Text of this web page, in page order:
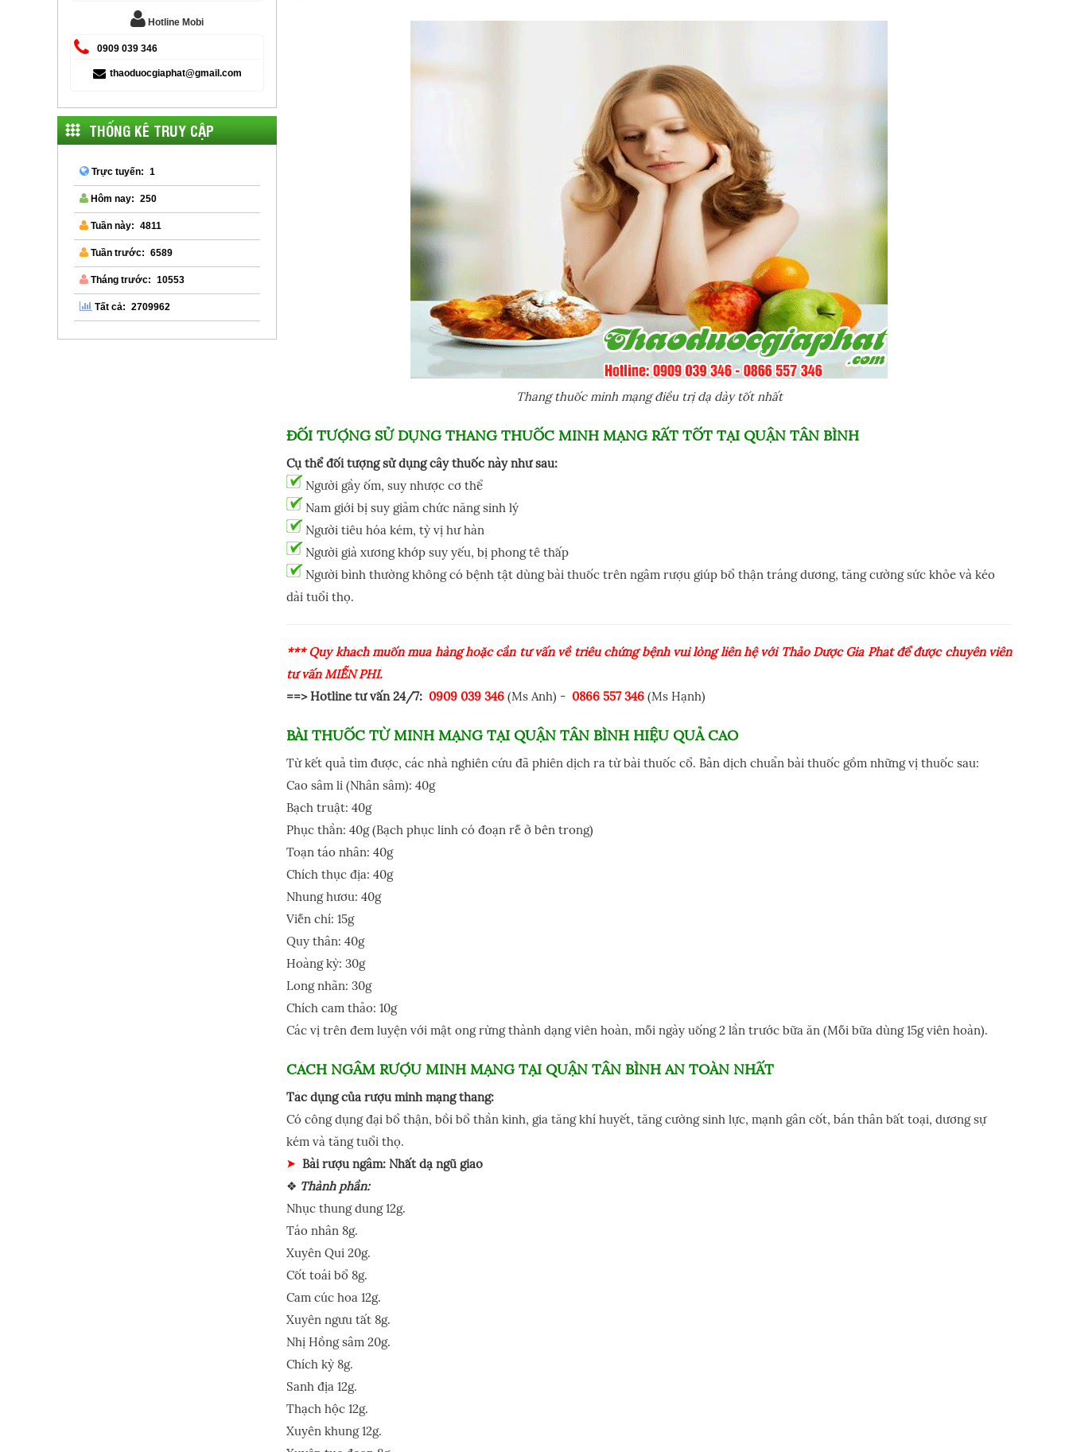
Thang thuốc minh mạng điều trị dạ dày tốt nhất
ĐỐI TƯỢNG SỬ DỤNG THANG THUỐC MINH MẠNG RẤT TỐT TẠI QUẬN TÂN BÌNH
Cụ thể đối tượng sử dụng cây thuốc này như sau:
Người gầy ốm, suy nhược cơ thể
Nam giới bị suy giảm chức năng sinh lý
Người tiêu hóa kém, tỳ vị hư hàn
Người già xương khớp suy yếu, bị phong tê thấp
Người bình thường không có bệnh tật dùng bài thuốc trên ngâm rượu giúp bổ thận tráng dương, tăng cường sức khỏe và kéo
dài tuổi thọ.
*** Quý khách muốn mua hàng hoặc cần tư vấn về triêu chứng bệnh vui lòng liên hệ với Thảo Dược Gia Phát để được chuyên viên
tư vấn MIỄN PHÍ.
==> Hotline tư vấn 24/7: 0909 039 346 (Ms Anh) - 0866 557 346 (Ms Hạnh)
BÀI THUỐC TỪ MINH MẠNG TẠI QUẬN TÂN BÌNH HIỆU QUẢ CAO
Từ kết quả tìm được, các nhà nghiên cứu đã phiên dịch ra từ bài thuốc cổ. Bản dịch chuẩn bài thuốc gồm những vị thuốc sau:
Cao sâm li (Nhân sâm): 40g
Bạch truật: 40g
Phục thần: 40g (Bạch phục linh có đoạn rễ ở bên trong)
Toạn táo nhân: 40g
Chích thục địa: 40g
Nhung hươu: 40g
Viễn chí: 15g
Quy thân: 40g
Hoàng kỳ: 30g
Long nhãn: 30g
Chích cam thảo: 10g
Các vị trên đem luyện với mật ong rừng thành dạng viên hoàn, mỗi ngày uống 2 lần trước bữa ăn (Mỗi bữa dùng 15g viên hoàn).
CÁCH NGÂM RƯỢU MINH MẠNG TẠI QUẬN TÂN BÌNH AN TOÀN NHẤT
Tác dụng của rượu minh mạng thang:
Có công dụng đại bổ thận, bồi bổ thần kinh, gia tăng khí huyết, tăng cường sinh lực, mạnh gân cốt, bán thân bất toại, dương sự
kém và tăng tuổi thọ.
Bài rượu ngâm: Nhất dạ ngũ giao
❖ Thành phần:
Nhục thung dung 12g.
Táo nhân 8g.
Xuyên Qui 20g.
Cốt toái bổ 8g.
Cam cúc hoa 12g.
Xuyên ngưu tất 8g.
Nhị Hồng sâm 20g.
Chích kỳ 8g.
Sanh địa 12g.
Thạch hộc 12g.
Xuyên khung 12g.
Hotline Mobi
0909 039 346
thaoduocgiaphat@gmail.com
THỐNG KÊ TRUY CẬP
Trực tuyến: 1
Hôm nay: 250
Tuần này: 4811
Tuần trước: 6589
Tháng trước: 10553
Tất cả: 2709962